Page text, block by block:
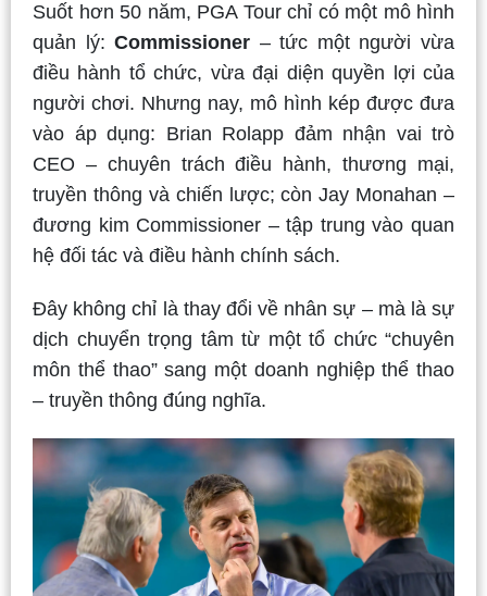
Suốt hơn 50 năm, PGA Tour chỉ có một mô hình
quản lý:Commissioner – tức một người vừa
điều hành tổ chức, vừa đại diện quyền lợi của
người chơi. Nhưng nay, mô hình kép được đưa
vào áp dụng: Brian Rolapp đảm nhận vai trò
CEO – chuyên trách điều hành, thương mại,
truyền thông và chiến lược; còn Jay Monahan –
đương kim Commissioner – tập trung vào quan
hệ đối tác và điều hành chính sách.
Đây không chỉ là thay đổi về nhân sự – mà là sự
dịch chuyển trọng tâm từ một tổ chức “chuyên
môn thể thao” sang một doanh nghiệp thể thao
– truyền thông đúng nghĩa.